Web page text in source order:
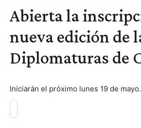
Abierta la
nueva edición de
Diplomaturas de
Iniciarán el próximo lunes 19 de mayo.